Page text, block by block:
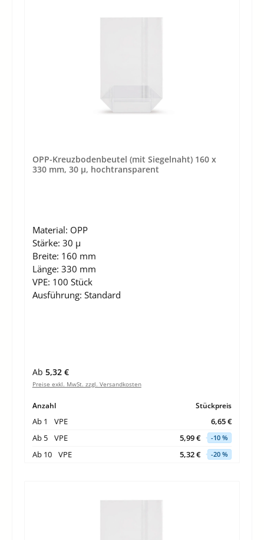
OPP-Kreuzbodenbeutel (mit Siegelnaht) 160 x
330 mm, 30 µ, hochtransparent
Material: OPP
Stärke: 30 µ
Breite: 160 mm
Länge: 330 mm
VPE: 100 Stück
Ausführung: Standard
Regulärer Preis:
Ab 5,32 €
Preise exkl. MwSt. zzgl. Versandkosten
Anzahl Stückpreis
Ab 1 VPE
6,65 €
Ab 5 VPE 5,99 € -10 %
Ab 10 VPE 5,32 € -20 %